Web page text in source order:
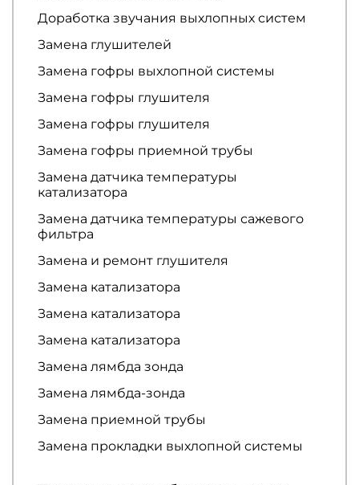
Доработка звучания выхлопных систем
Замена глушителей
Замена гофры выхлопной системы
Замена гофры глушителя
Замена гофры глушителя
Замена гофры приемной трубы
Замена датчика температуры
катализатора
Замена датчика температуры сажевого
фильтра
Замена и ремонт глушителя
Замена катализатора
Замена катализатора
Замена катализатора
Замена лямбда зонда
Замена лямбда-зонда
Замена приемной трубы
Замена прокладки выхлопной системы